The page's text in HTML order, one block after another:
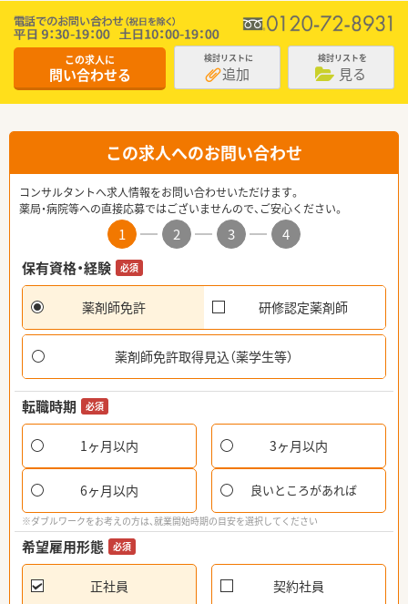
この求人に
問い合わせる
検討リストに
追加
検討リストを
見る
この求人へのお問い合わせ
コンサルタントへ求人情報をお問い合わせいただけます。
薬局・病院等への直接応募ではございませんので、ご安心ください。
1 2 3
4
保有資格・経験
必須
薬剤師免許 研修認定薬剤師
薬剤師免許取得見込（薬学生等）
転職時期 必須
1ヶ月以内 3ヶ月以内
6ヶ月以内 良いところがあれば
※ダブルワークをお考えの方は、就業開始時期の目安を選択してください
希望雇用形態 必須
正社員 契約社員